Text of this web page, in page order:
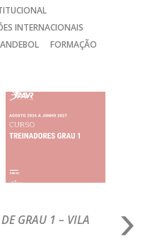
INTERNACIONAIS
FORMAÇÃO
GRAU 1 – VILA